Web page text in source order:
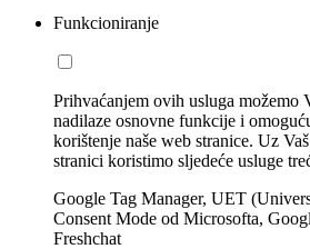
Funkcioniranje
Prihvaćanjem ovih usluga možemo
nadilaze osnovne funkcije i
korištenje naše web stranice. Uz
stranici koristimo sljedeće usluge
Google Tag Manager, UET
Consent Mode od Microsofta,
Freshchat